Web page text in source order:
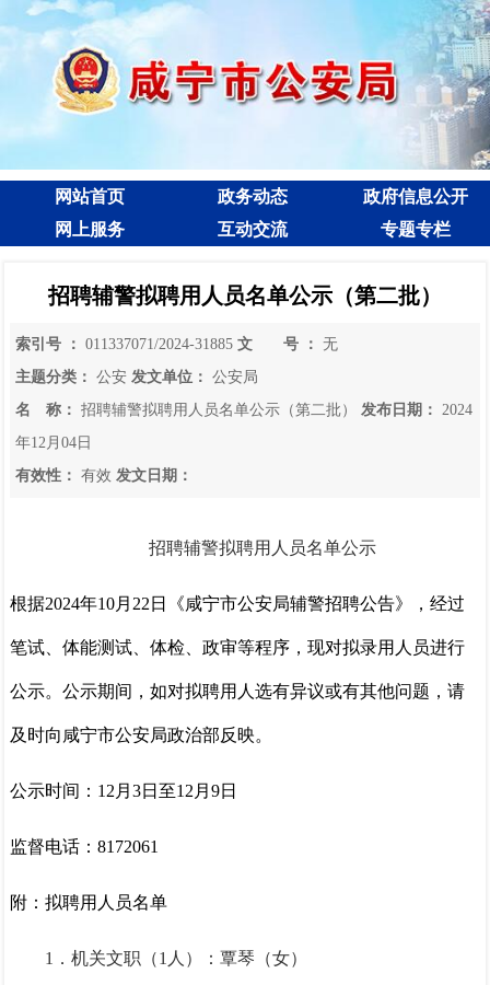
网站首页 政务动态
政府信息公开
网上服务
互动交流 专题专栏
招聘辅警拟聘用人员名单公示（第二批）
索引号 ： 011337071/2024-31885 文 号 ：
无
主题分类：
公安 发文单位：
公安局
名 称：
招聘辅警拟聘用人员名单公示（第二批） 发布日期：
2024
年12月04日
有效性：
有效 发文日期：
招聘辅警拟聘用人员名单公示
根据2024年10月22日《咸宁市公安局辅警招聘公告》，经过
笔试、体能测试、体检、政审等程序，现对拟录用人员进行
公示。公示期间，如对拟聘用人选有异议或有其他问题，请
及时向咸宁市公安局政治部反映。
公示时间：12月3日至12月9日
监督电话：8172061
附：拟聘用人员名单
1．机关文职（1人）：覃琴（女）